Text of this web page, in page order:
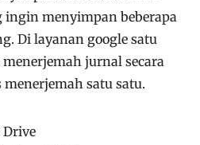
menyimpan beberapa
Di layanan google satu
jurnal secara
satu satu.
Drive